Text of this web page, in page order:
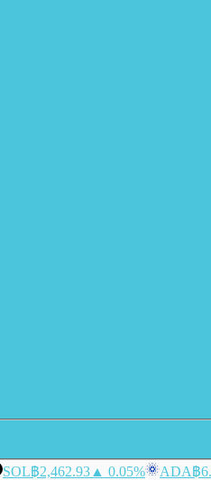
SOL฿2,462.93 ▲ 0.05% ADA฿